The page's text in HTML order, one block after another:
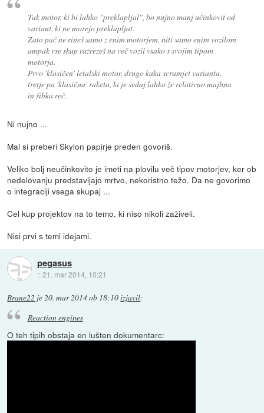
Tak motor, ki bi lahko "preklapljal", bo nujno manj učinkovit od
variant, ki ne morejo preklapljat.
Zato pač ne rineš samo z enim motorjem, niti samo enim vozilom
ampak vse skup razrezeš na več vozil vsako s svojim tipom
motorja.
Prvo 'klasičen' letalski motor, drugo kaka scramjet varianta,
tretje pa 'klasična' raketa, ki je sedaj lahko že relativno majhna
in šibka reč.
Ni nujno ...
Mal si preberi Skylon papirje preden govoriš.
Veliko bolj neučinkovito je imeti na plovilu več tipov motorjev, ker ob
nedelovanju predstavljajo mrtvo, nekoristno težo. Da ne govorimo
o integraciji vsega skupaj ...
Cel kup projektov na to temo, ki niso nikoli zaživeli.
Nisi prvi s temi idejami.
pegasus
::21. mar 2014, 10:21
Brane22 je20. mar 2014 ob 18:10izjavil:
Reaction engines
O teh tipih obstaja en lušten dokumentarc: